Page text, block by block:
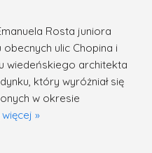
Rosta juniora
ulic Chopina i
wiedeńskiego architekta
który wyróżniał się
w okresie
»